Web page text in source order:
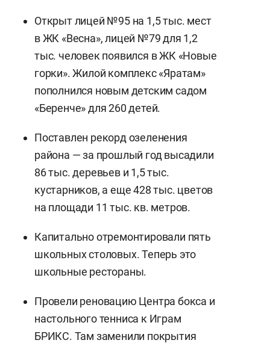
Открыт лицей №95 на 1,5 тыс. мест
в ЖК «Весна», лицей №79 для 1,2
тыс. человек появился в ЖК «Новые
горки». Жилой комплекс «Яратам»
пополнился новым детским садом
«Беренче» для 260 детей.
Поставлен рекорд озеленения
района — за прошлый год высадили
86 тыс. деревьев и 1,5 тыс.
кустарников, а еще 428 тыс. цветов
на площади 11 тыс. кв. метров.
Капитально отремонтировали пять
школьных столовых. Теперь это
школьные рестораны.
Провели реновацию Центра бокса и
настольного тенниса к Играм
БРИКС. Там заменили покрытия